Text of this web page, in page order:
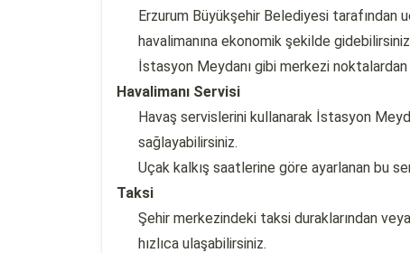
Erzurum Büyükşehir Belediyesi
havalimanına ekonomik şekilde
İstasyon Meydanı gibi merkezi
Havalimanı Servisi
Havaş servislerini kullanarak İstasyon
sağlayabilirsiniz.
Uçak kalkış saatlerine göre ayarlanan bu
Taksi
Şehir merkezindeki taksi duraklarından
hızlıca ulaşabilirsiniz.